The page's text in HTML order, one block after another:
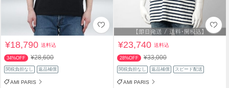
¥18,790送料込
34%OFF ¥28,600
関税負担なし 返品補償
AMI PARIS
¥23,740送料込
28%OFF ¥33,000
関税負担なし 返品補償 スピード配送
AMI PARIS